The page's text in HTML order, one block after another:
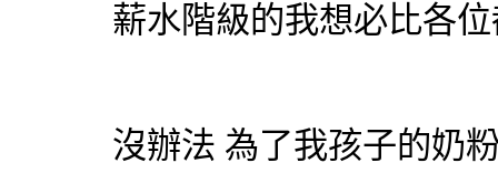
薪水階級的我想必比各
沒辦法 為了我孩子的奶